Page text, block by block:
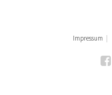
Impressum